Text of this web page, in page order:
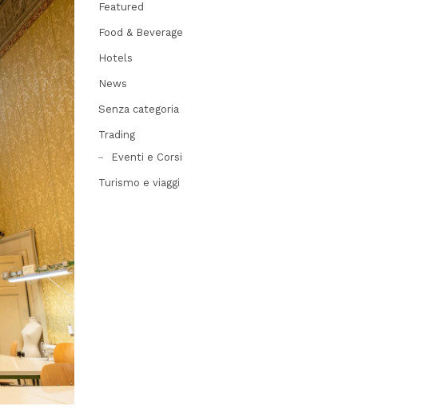
Featured
Food & Beverage
Hotels
News
Senza categoria
Trading
Eventi e Corsi
Turismo e viaggi